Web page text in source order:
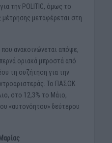
την POLITIC, όμως το
μέτρησης μεταφέρεται στη
που ανακοινώνεται απόψε,
οριακά μπροστά από
τη συζήτηση για την
Το ΠΑΣΟΚ
στο 12,3% το Μάιο,
«αυτονόητου» δεύτερου
Μαρίας